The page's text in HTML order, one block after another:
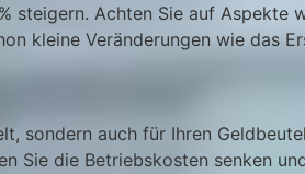
steigern. Achten Sie auf Aspekte
kleine Veränderungen wie das
sondern auch für Ihren
Sie die Betriebskosten senken